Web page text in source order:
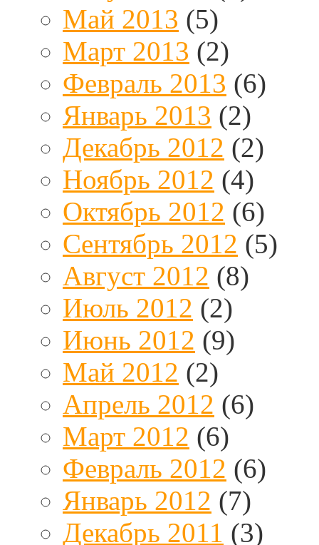
Май 2013 (5)
Март 2013 (2)
Февраль 2013 (6)
Январь 2013 (2)
Декабрь 2012 (2)
Ноябрь 2012 (4)
Октябрь 2012 (6)
Сентябрь 2012 (5)
Август 2012 (8)
Июль 2012 (2)
Июнь 2012 (9)
Май 2012 (2)
Апрель 2012 (6)
Март 2012 (6)
Февраль 2012 (6)
Январь 2012 (7)
Декабрь 2011 (3)